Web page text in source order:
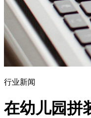
行业新闻
在幼儿园拼